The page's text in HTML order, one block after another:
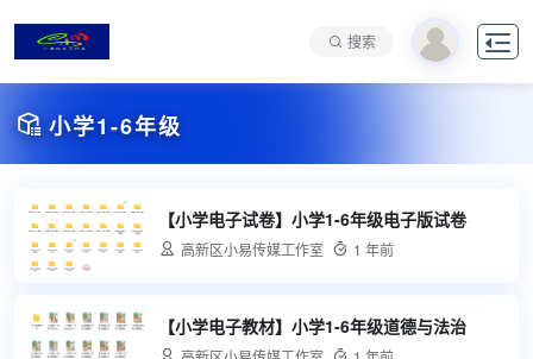
搜索 
 小学1-6年级
【小学电子试卷】小学1-6年级电子版试卷
 高新区小易传媒工作室  1 年前
【小学电子教材】小学1-6年级道德与法治
 